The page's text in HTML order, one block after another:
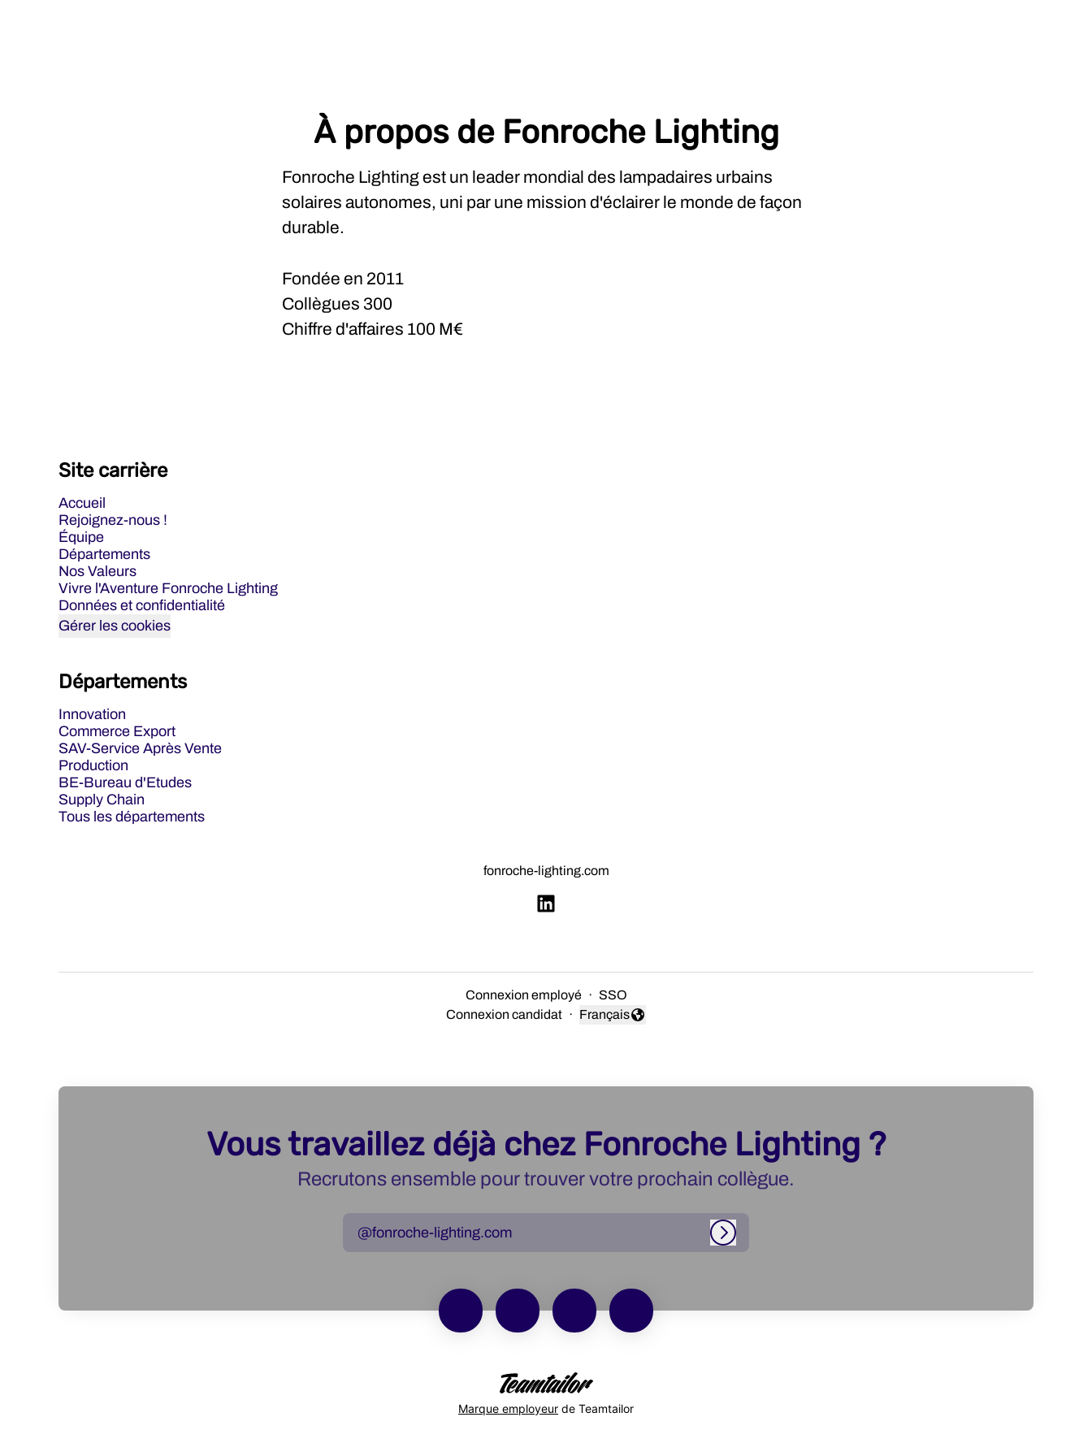
À propos de Fonroche Lighting
Fonroche Lighting est un leader mondial des lampadaires urbains
solaires autonomes, uni par une mission d'éclairer le monde de façon
durable.
Fondée en 2011
Collègues 300
Chiffre d'affaires 100 M€
Site carrière
Accueil
Rejoignez-nous !
Équipe
Départements
Nos Valeurs
Vivre l'Aventure Fonroche Lighting
Données et confidentialité
Gérer les cookies
Départements
Innovation
Commerce Export
SAV-Service Après Vente
Production
BE-Bureau d'Etudes
Supply Chain
Tous les départements
fonroche-lighting.com
Connexion employé · SSO
Connexion candidat ·
Changer la langue
Français
Vous travaillez déjà chez Fonroche Lighting ?
Recrutons ensemble pour trouver votre prochain collègue.
@fonroche-lighting.com Connexion
Marque employeur de Teamtailor